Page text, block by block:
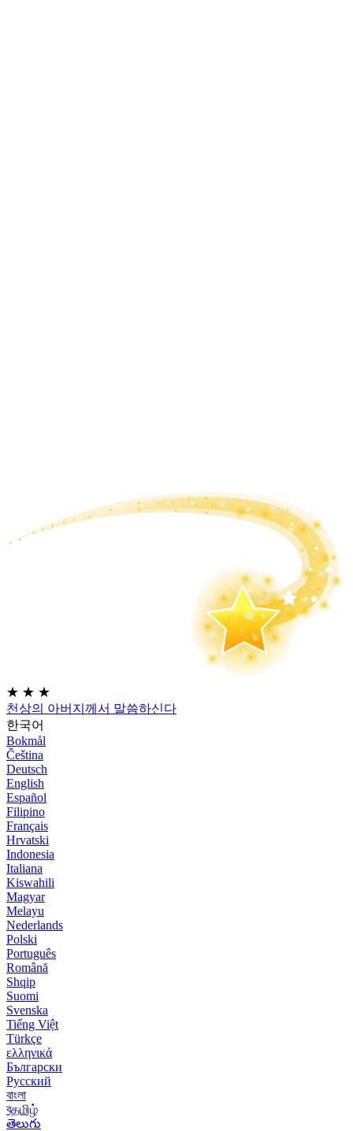
★ ★ ★
천상의 아버지께서 말씀하신다
한국어
Bokmål
Čeština
Deutsch
English
Español
Filipino
Français
Hrvatski
Indonesia
Italiana
Kiswahili
Magyar
Melayu
Nederlands
Polski
Português
Română
Shqip
Suomi
Svenska
Tiếng Việt
Türkçe
ελληνικά
Български
Русский
বাংলা
বதமிழ்
తెలుగు